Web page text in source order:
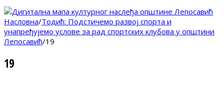
Насловна/Тодић: Подстичемо развој спорта и
унапређујемо услове за рад спортских клубова у општини
Лепосавић/19
19